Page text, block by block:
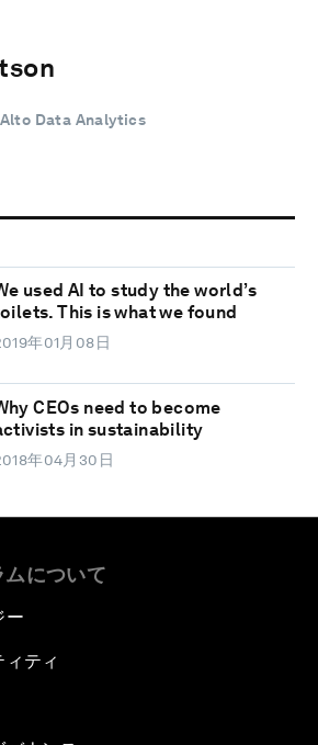
Data Analytics
used AI to study the world’s
This is what we found
年01月08日
CEOs need to become
in sustainability
年04月30日
について
ー
ティ